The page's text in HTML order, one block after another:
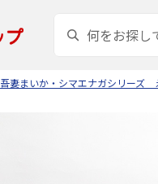
吾妻まいか・シマエナガシリーズ